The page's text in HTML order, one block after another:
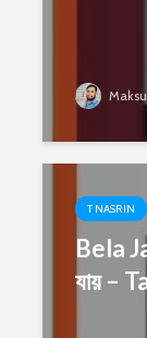
T NASRIN
Bela
যায় –